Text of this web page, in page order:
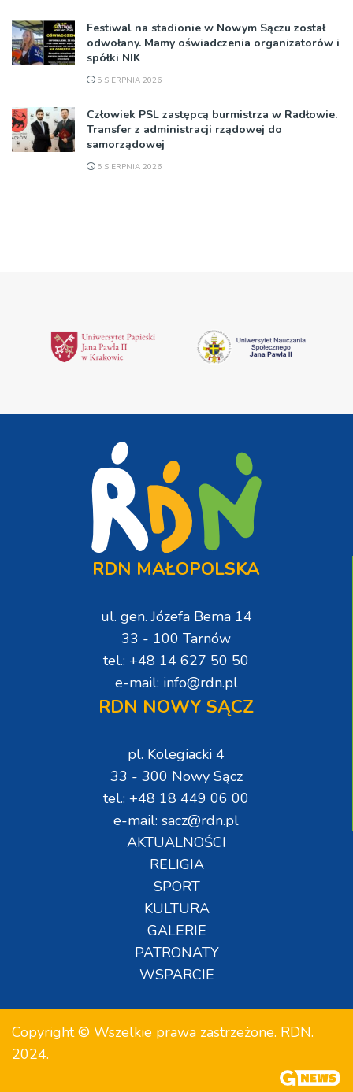
Festiwal na stadionie w Nowym Sączu został
odwołany. Mamy oświadczenia organizatorów i
spółki NIK
5 SIERPNIA 2026
Człowiek PSL zastępcą burmistrza w Radłowie.
Transfer z administracji rządowej do
samorządowej
5 SIERPNIA 2026
RDN MAŁOPOLSKA
ul. gen. Józefa Bema 14
33 - 100 Tarnów
tel.: +48 14 627 50 50
e-mail: info@rdn.pl
RDN NOWY SĄCZ
pl. Kolegiacki 4
33 - 300 Nowy Sącz
tel.: +48 18 449 06 00
e-mail: sacz@rdn.pl
AKTUALNOŚCI
RELIGIA
SPORT
KULTURA
GALERIE
PATRONATY
WSPARCIE
Copyright © Wszelkie prawa zastrzeżone. RDN.
2024.